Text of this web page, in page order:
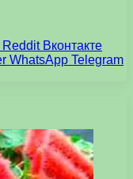
Reddit Вконтакте
WhatsApp Telegram